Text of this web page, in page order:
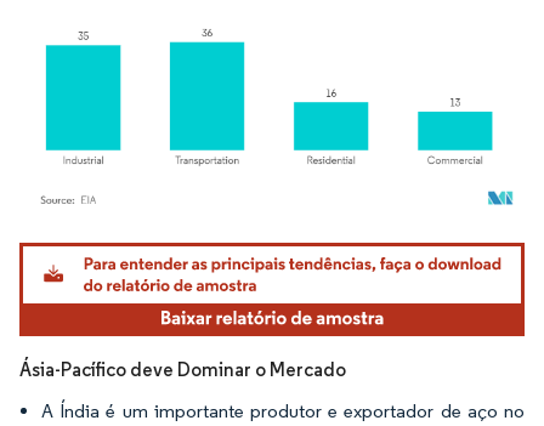
Imagem © Mordor Intelligence. O reuso requer atribuição conforme CC BY 4.0.
Ásia-Pacífico deve Dominar o Mercado
A Índia é um importante produtor e exportador de aço no